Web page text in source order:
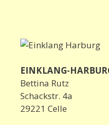
EINKLANG-
Bettina Rutz
Schackstr. 4a
29221 Celle